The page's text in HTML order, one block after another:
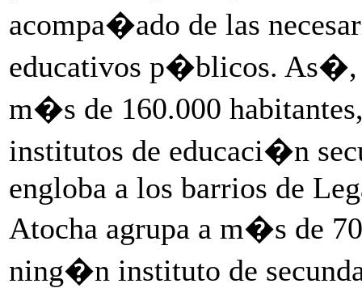
acompa�ado de las
educativos p�blicos. As�,
m�s de 160.000
institutos de educaci�n
engloba a los barrios de
Atocha agrupa a m�s de
ning�n instituto de